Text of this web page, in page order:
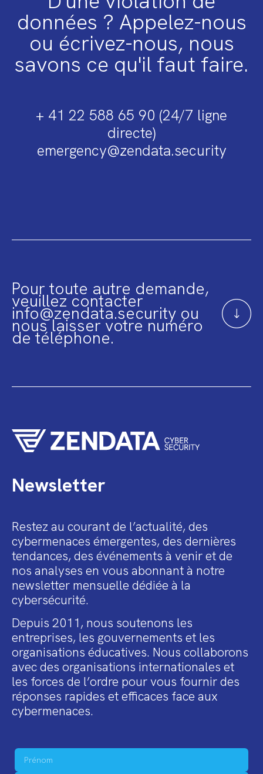
données ? Appelez-nous
ou écrivez-nous, nous
savons ce qu'il faut faire.
+ 41 22 588 65 90 (24/7 ligne
directe)
emergency@zendata.security
Pour toute autre demande,
veuillez contacter
info@zendata.security ou
nous laisser votre numéro
de téléphone.
Newsletter
Restez au courant de l’actualité, des
cybermenaces émergentes, des dernières
tendances, des événements à venir et de
nos analyses en vous abonnant à notre
newsletter mensuelle dédiée à la
cybersécurité.
Depuis 2011, nous soutenons les
entreprises, les gouvernements et les
organisations éducatives. Nous collaborons
avec des organisations internationales et
les forces de l’ordre pour vous fournir des
réponses rapides et efficaces face aux
cybermenaces.